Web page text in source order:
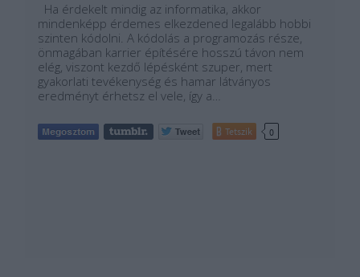
Ha érdekelt mindig az informatika, akkor
mindenképp érdemes elkezdened legalább hobbi
szinten kódolni. A kódolás a programozás része,
önmagában karrier építésére hosszú távon nem
elég, viszont kezdő lépésként szuper, mert
gyakorlati tevékenység és hamar látványos
eredményt érhetsz el vele, így a…
Tetszik 0